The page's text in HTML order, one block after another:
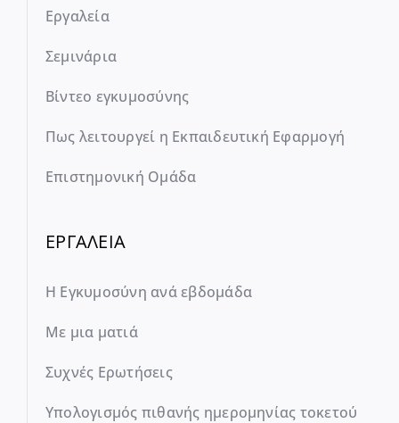
Εργαλεία
Σεμινάρια
Βίντεο εγκυμοσύνης
Πως λειτουργεί η Εκπαιδευτική Εφαρμογή
Επιστημονική Ομάδα
ΕΡΓΑΛΕΙΑ
Η Εγκυμοσύνη ανά εβδομάδα
Με μια ματιά
Συχνές Ερωτήσεις
Υπολογισμός πιθανής ημερομηνίας τοκετού